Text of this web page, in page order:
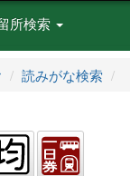
所検索
読みがな検索